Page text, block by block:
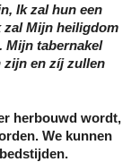
Ik zal hun een
zal Mijn heiligdom
. Mijn tabernakel
zijn en zíj zullen
herbouwd wordt,
We kunnen